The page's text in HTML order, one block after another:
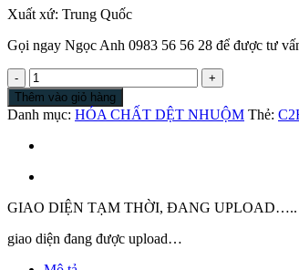
Xuất xứ: Trung Quốc
Gọi ngay Ngọc Anh 0983 56 56 28 để được tư
DICYANDIAMIDE
|
C2H4N4
|
DCDA
DICYANDIAMIDE
|
số
Thêm vào giỏ hàng
Danh mục: HÓA CHẤT DỆT NHUỘM Thẻ:
GIAO DIỆN TẠM THỜI, ĐANG UPLOAD…..
giao diện đang được upload…